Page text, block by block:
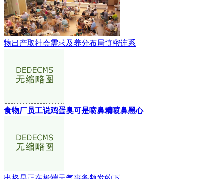
物出产取社会需求及养分布局慎密连系
食物厂员工说鸡蛋臭可是喷鼻精喷鼻黑心